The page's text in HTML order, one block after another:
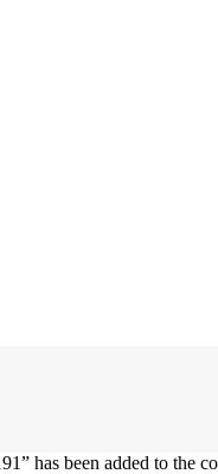
has been added to the